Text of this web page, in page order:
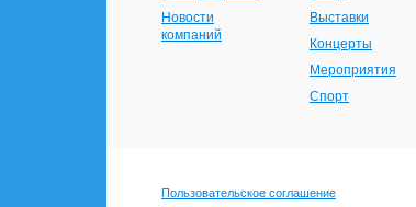
Новости
компаний
Выставки
Концерты
Мероприятия
Спорт
Пользовательское соглашение